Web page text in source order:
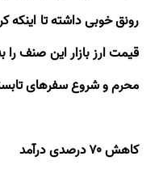
رونق خوبی داشته تا اینکه
قیمت ارز بازار این صنف را
محرم و شروع سفرهای
کاهش۷۰درصدی درآمد